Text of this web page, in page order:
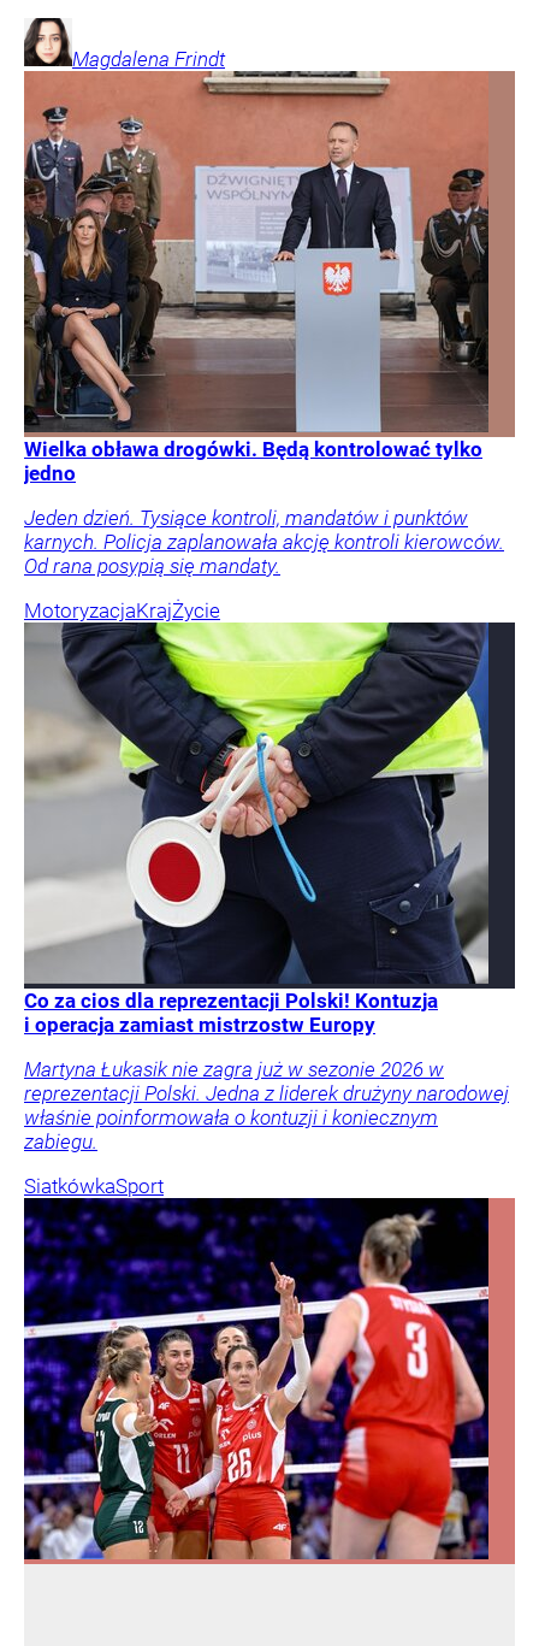
Magdalena Frindt
Wielka obława drogówki. Będą kontrolować tylko
jedno
Jeden dzień. Tysiące kontroli, mandatów i punktów
karnych. Policja zaplanowała akcję kontroli kierowców.
Od rana posypią się mandaty.
MotoryzacjaKrajŻycie
Co za cios dla reprezentacji Polski! Kontuzja
i operacja zamiast mistrzostw Europy
Martyna Łukasik nie zagra już w sezonie 2026 w
reprezentacji Polski. Jedna z liderek drużyny narodowej
właśnie poinformowała o kontuzji i koniecznym
zabiegu.
SiatkówkaSport